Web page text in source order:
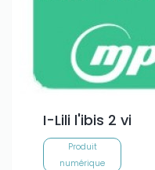
I-Lili l'ibis 2 vi
Produit
numérique